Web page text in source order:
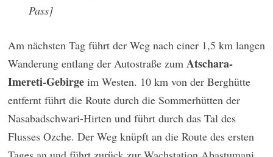
Pass]
Am nächsten Tag führt der Weg nach einer 1,5 km langen
Wanderung entlang der Autostraße zum Atschara-
Imereti-Gebirgeim Westen. 10 km von der Berghütte
entfernt führt die Route durch die Sommerhütten der
Nasabadschwari-Hirten und führt durch das Tal des
Flusses Ozche. Der Weg knüpft an die Route des ersten